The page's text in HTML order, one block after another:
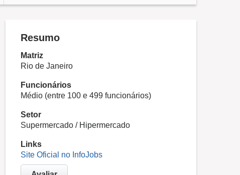
Resumo
Matriz
Rio de Janeiro
Funcionários
Médio (entre 100 e 499 funcionários)
Setor
Supermercado / Hipermercado
Links
Site Oficial no InfoJobs